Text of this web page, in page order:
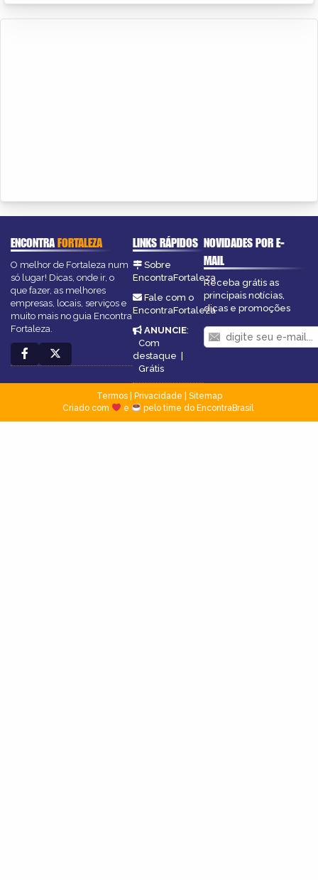
ENCONTRAFORTALEZA
O melhor de Fortaleza num
só lugar! Dicas, onde ir, o
que fazer, as melhores
empresas, locais, serviços e
muito mais no guia Encontra
Fortaleza.
LINKS RÁPIDOS
Sobre
EncontraFortaleza
Fale com o
EncontraFortaleza
ANUNCIE:
Com
destaque |
Grátis
NOVIDADES POR E-
MAIL
Receba grátis as
principais notícias,
dicas e promoções
Termos| Privacidade
Sitemap
Criado com
e pelo time do EncontraBrasil